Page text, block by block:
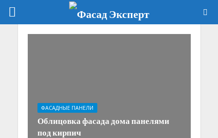
ФАСАДНЫЕ ПАНЕЛИ
Облицовка фасада дома панелями
под кирпич